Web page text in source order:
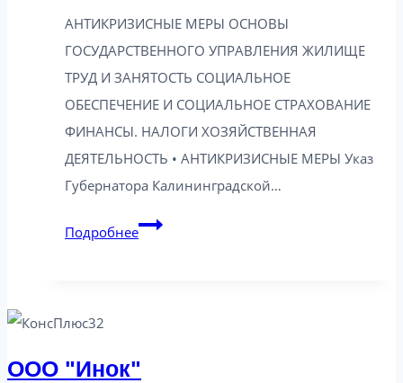
АНТИКРИЗИСНЫЕ МЕРЫ ОСНОВЫ
ГОСУДАРСТВЕННОГО УПРАВЛЕНИЯ ЖИЛИЩЕ
ТРУД И ЗАНЯТОСТЬ СОЦИАЛЬНОЕ
ОБЕСПЕЧЕНИЕ И СОЦИАЛЬНОЕ СТРАХОВАНИЕ
ФИНАНСЫ. НАЛОГИ ХОЗЯЙСТВЕННАЯ
ДЕЯТЕЛЬНОСТЬ • АНТИКРИЗИСНЫЕ МЕРЫ Указ
Губернатора Калининградской…
ПодробнееКалининградская
от
ООО "Инок"